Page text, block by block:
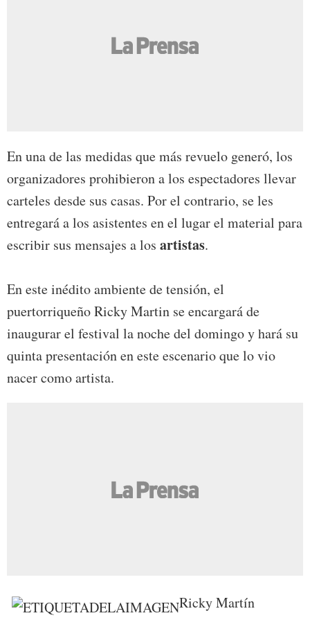
En una de las medidas que más revuelo generó, los
organizadores prohibieron a los espectadores llevar
carteles desde sus casas. Por el contrario, se les
entregará a los asistentes en el lugar el material para
escribir sus mensajes a los artistas.
En este inédito ambiente de tensión, el
puertorriqueño Ricky Martin se encargará de
inaugurar el festival la noche del domingo y hará su
quinta presentación en este escenario que lo vio
nacer como artista.
Ricky Martín